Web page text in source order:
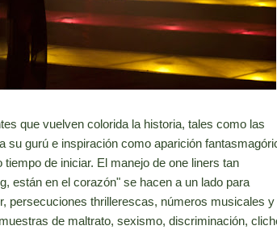
que vuelven colorida la historia, tales como las
su gurú e inspiración como aparición
de iniciar. El manejo de one liners tan
están en el corazón" se hacen a un lado para
persecuciones thrillerescas, números musicales y
de maltrato, sexismo, discriminación,